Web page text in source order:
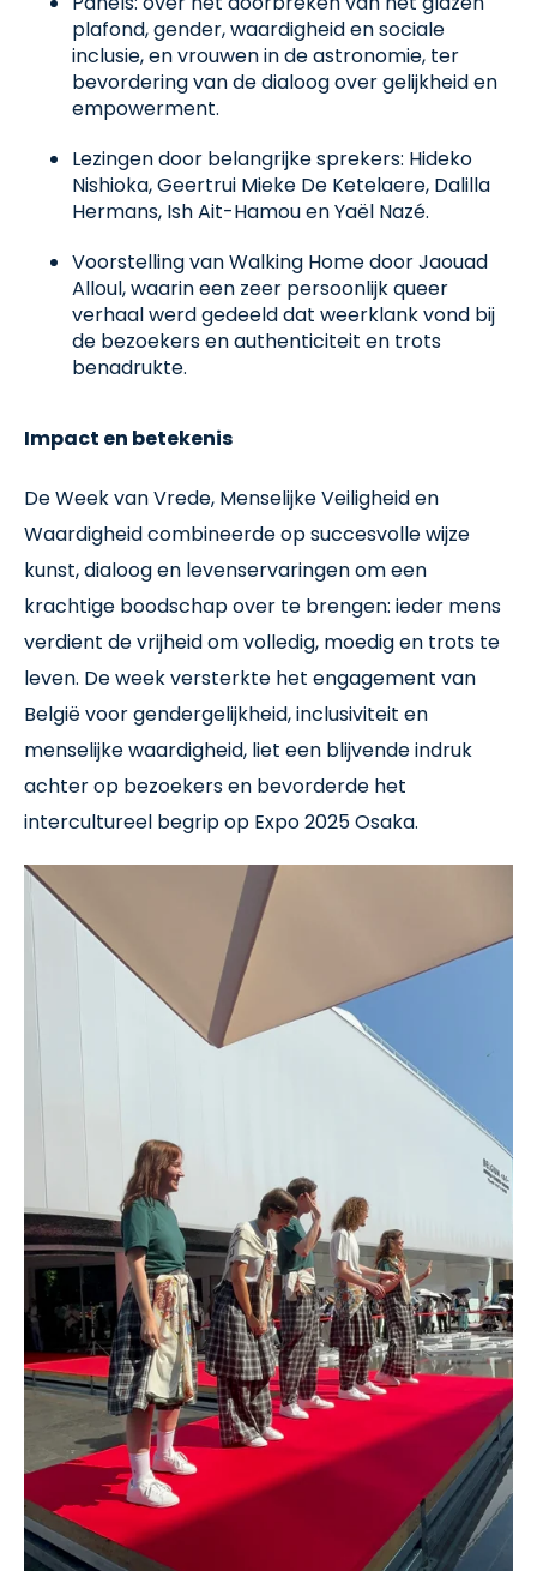
plafond, gender, waardigheid en sociale
inclusie, en vrouwen in de astronomie, ter
bevordering van de dialoog over gelijkheid en
empowerment.
Lezingen door belangrijke sprekers: Hideko
Nishioka, Geertrui Mieke De Ketelaere, Dalilla
Hermans, Ish Ait-Hamou en Yaël Nazé.
Voorstelling van Walking Home door Jaouad
Alloul, waarin een zeer persoonlijk queer
verhaal werd gedeeld dat weerklank vond bij
de bezoekers en authenticiteit en trots
benadrukte.
Impact en betekenis
De Week van Vrede, Menselijke Veiligheid en
Waardigheid combineerde op succesvolle wijze
kunst, dialoog en levenservaringen om een
krachtige boodschap over te brengen: ieder mens
verdient de vrijheid om volledig, moedig en trots te
leven. De week versterkte het engagement van
België voor gendergelijkheid, inclusiviteit en
menselijke waardigheid, liet een blijvende indruk
achter op bezoekers en bevorderde het
intercultureel begrip op Expo 2025 Osaka.